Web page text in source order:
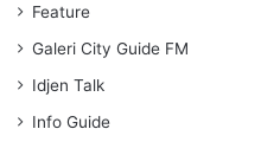
Feature
Galeri City Guide FM
Idjen Talk
Info Guide